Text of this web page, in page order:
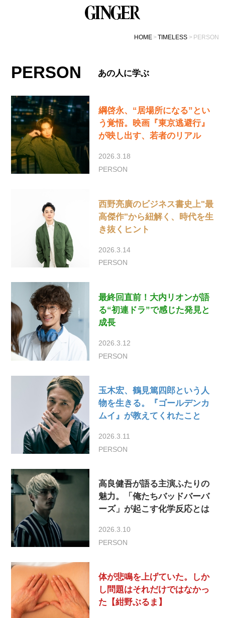
HOME TIMELESS PERSON
PERSON あの人に学ぶ
綱啓永、“居場所になる”とい
う覚悟。映画『東京逃避行』
が映し出す、若者のリアル
2026.3.18
PERSON
西野亮廣のビジネス書史上"最
高傑作"から紐解く、時代を生
き抜くヒント
2026.3.14
PERSON
最終回直前！大内リオンが語
る“初連ドラ”で感じた発見と
成長
2026.3.12
PERSON
玉木宏、鶴見篤四郎という人
物を生きる。『ゴールデンカ
ムイ』が教えてくれたこと
2026.3.11
PERSON
高良健吾が語る主演ふたりの
魅力。「俺たちバッドバーバ
ーズ」が起こす化学反応とは
2026.3.10
PERSON
体が悲鳴を上げていた。しか
し問題はそれだけではなかっ
た【紺野ぶるま】